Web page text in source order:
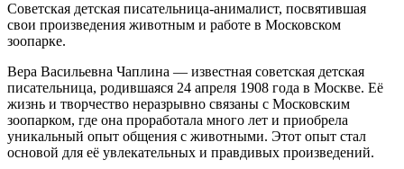
Советская детская писательница-анималист, посвятившая
свои произведения животным и работе в Московском
зоопарке.
Вера Васильевна Чаплина — известная советская детская
писательница, родившаяся 24 апреля 1908 года в Москве. Её
жизнь и творчество неразрывно связаны с Московским
зоопарком, где она проработала много лет и приобрела
уникальный опыт общения с животными. Этот опыт стал
основой для её увлекательных и правдивых произведений.